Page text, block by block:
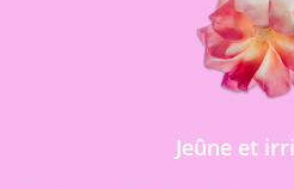
Jeûne et